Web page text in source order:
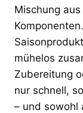
Mischung
mühelos
Zubereitung
nur schnell,
– und sowohl